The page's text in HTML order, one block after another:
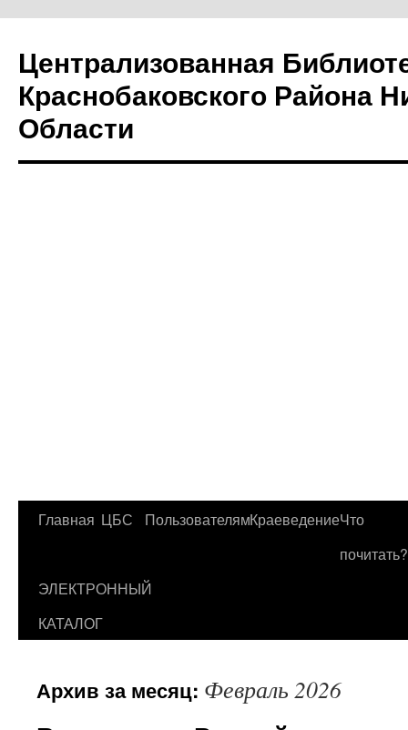
Централизованная
Краснобаковского Района
Области
Перейти
содержимому
Главная ЦБС ПользователямКраеведениеЧто
почитать?
ЭЛЕКТРОННЫЙ
КАТАЛОГ
Архив за месяц: Февраль 2026